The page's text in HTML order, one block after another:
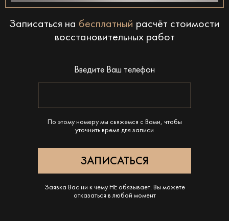
Записаться на бесплатный расчёт стоимости
восстановительных работ
Введите Ваш телефон
По этому номеру мы свяжемся с Вами, чтобы
уточнить время для записи
Заявка Вас ни к чему НЕ обязывает. Вы можете
отказаться в любой момент